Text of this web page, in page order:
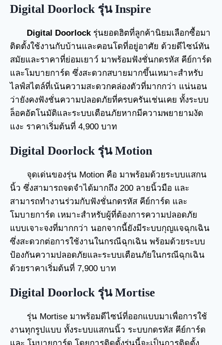
Digital Doorlock รุ่น Inspire
Digital Doorlockรุ่นยอดฮิตที่ลูกค้านิยมเลือกซื้อมา
ติดตั้งใช้งานกับบ้านและคอนโดที่อยู่อาศัย ด้วยดีไซน์ทัน
สมัยและราคาที่ย่อมเยาว์ มาพร้อมฟังชั่นกดรหัส คีย์การ์ด
และโมบายการ์ด ซึ่งสะดวกสบายมากขึ้นเหมาะสำหรับ
ไลฟ์สไตล์ที่เน้นความสะดวกคล่องตัวที่มากกว่า แน่นอน
ว่ายังคงฟังชั่นความปลอดภัยที่ครบครันเช่นเคย ทั้งระบบ
ล็อคอัตโนมัติและระบบเตือนภัยหากมีความพยายามงัด
แงะ ราคาเริ่มต้นที่ 4,900 บาท
Digital Doorlock รุ่น Motion
จุดเด่นของรุ่น Motion คือ มาพร้อมด้วยระบบแสกน
นิ้ว ซึ่งสามารถจดจำได้มากถึง 200 ลายนิ้วมือ และ
สามารถทำงานร่วมกับฟังชั่นกดรหัส คีย์การ์ด และ
โมบายการ์ด เหมาะสำหรับผู้ที่ต้องการความปลอดภัย
แบบเจาะจงที่มากกว่า นอกจากนี้ยังมีระบบกุญแจฉุกเฉิน
ซึ่งสะดวกต่อการใช้งานในกรณีฉุกเฉิน พร้อมด้วยระบบ
ป้องกันความปลอดภัยและระบบเตือนภัยในกรณีฉุกเฉิน
ด้วยราคาเริ่มต้นที่ 7,900 บาท
Digital Doorlock รุ่น Mortise
รุ่น Mortise มาพร้อมดีไซน์ที่ออกแบบมาเพื่อการใช้
งานทุกรูปแบบ ทั้งระบบแสกนนิ้ว ระบบกดรหัส คีย์การ์ด